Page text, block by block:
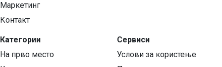
Маркетинг
Контакт
Категории
На прво место
Сервиси
Услови за користење